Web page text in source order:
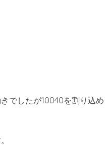
でしたが10040を割り込め